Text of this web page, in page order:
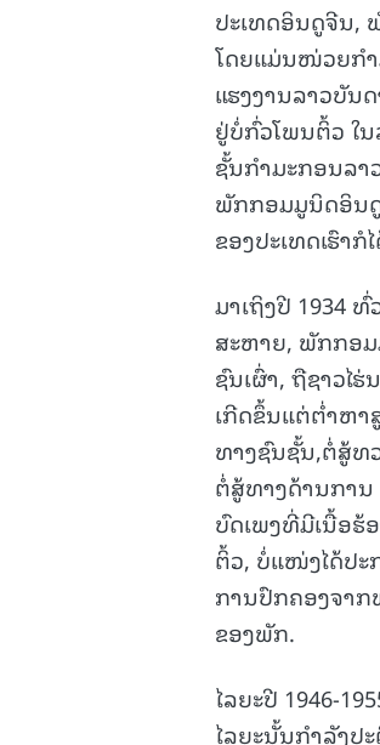
ປະເທດອິນດູຈີນ,
ໂດຍແມ່ນໜ່ວຍກໍາ
ແຮງງານລາວບັນ
ຢູ່ບໍ່ກົ່ວໂພນຕິ້ວ ໃ
ຊັ້ນກໍາມະກອນລາ
ພັກກອມມູນິດອິນດູ
ຂອງປະເທດເຮົາກໍ
ມາເຖິງປີ 1934
ສະຫາຍ, ພັກກອມ
ຊົນເຜົ່າ, ຖືຊາວໄ
ເກີດຂຶ້ນແຕ່ຕໍ່າຫາ
ທາງຊົນຊັ້ນ,ຕໍ່ສູ້ທ
ຕໍ່ສູ້ທາງດ້ານການ
ບົດເພງທີ່ມີເນື້ອຮ້
ຕິ້ວ, ບໍ່ແໜ່ງໄດ້ປະ
ການປົກຄອງຈາກ
ຂອງພັກ.
ໄລຍະປີ 1946-
ໄລຍະນັ້ນກໍາລັງປ